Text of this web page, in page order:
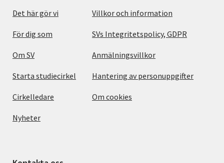
Det här gör vi
För dig som
Om SV
Starta studiecirkel
Cirkelledare
Nyheter
Villkor och information
SVs Integritetspolicy, GDPR
Anmälningsvillkor
Hantering av personuppgifter
Om cookies